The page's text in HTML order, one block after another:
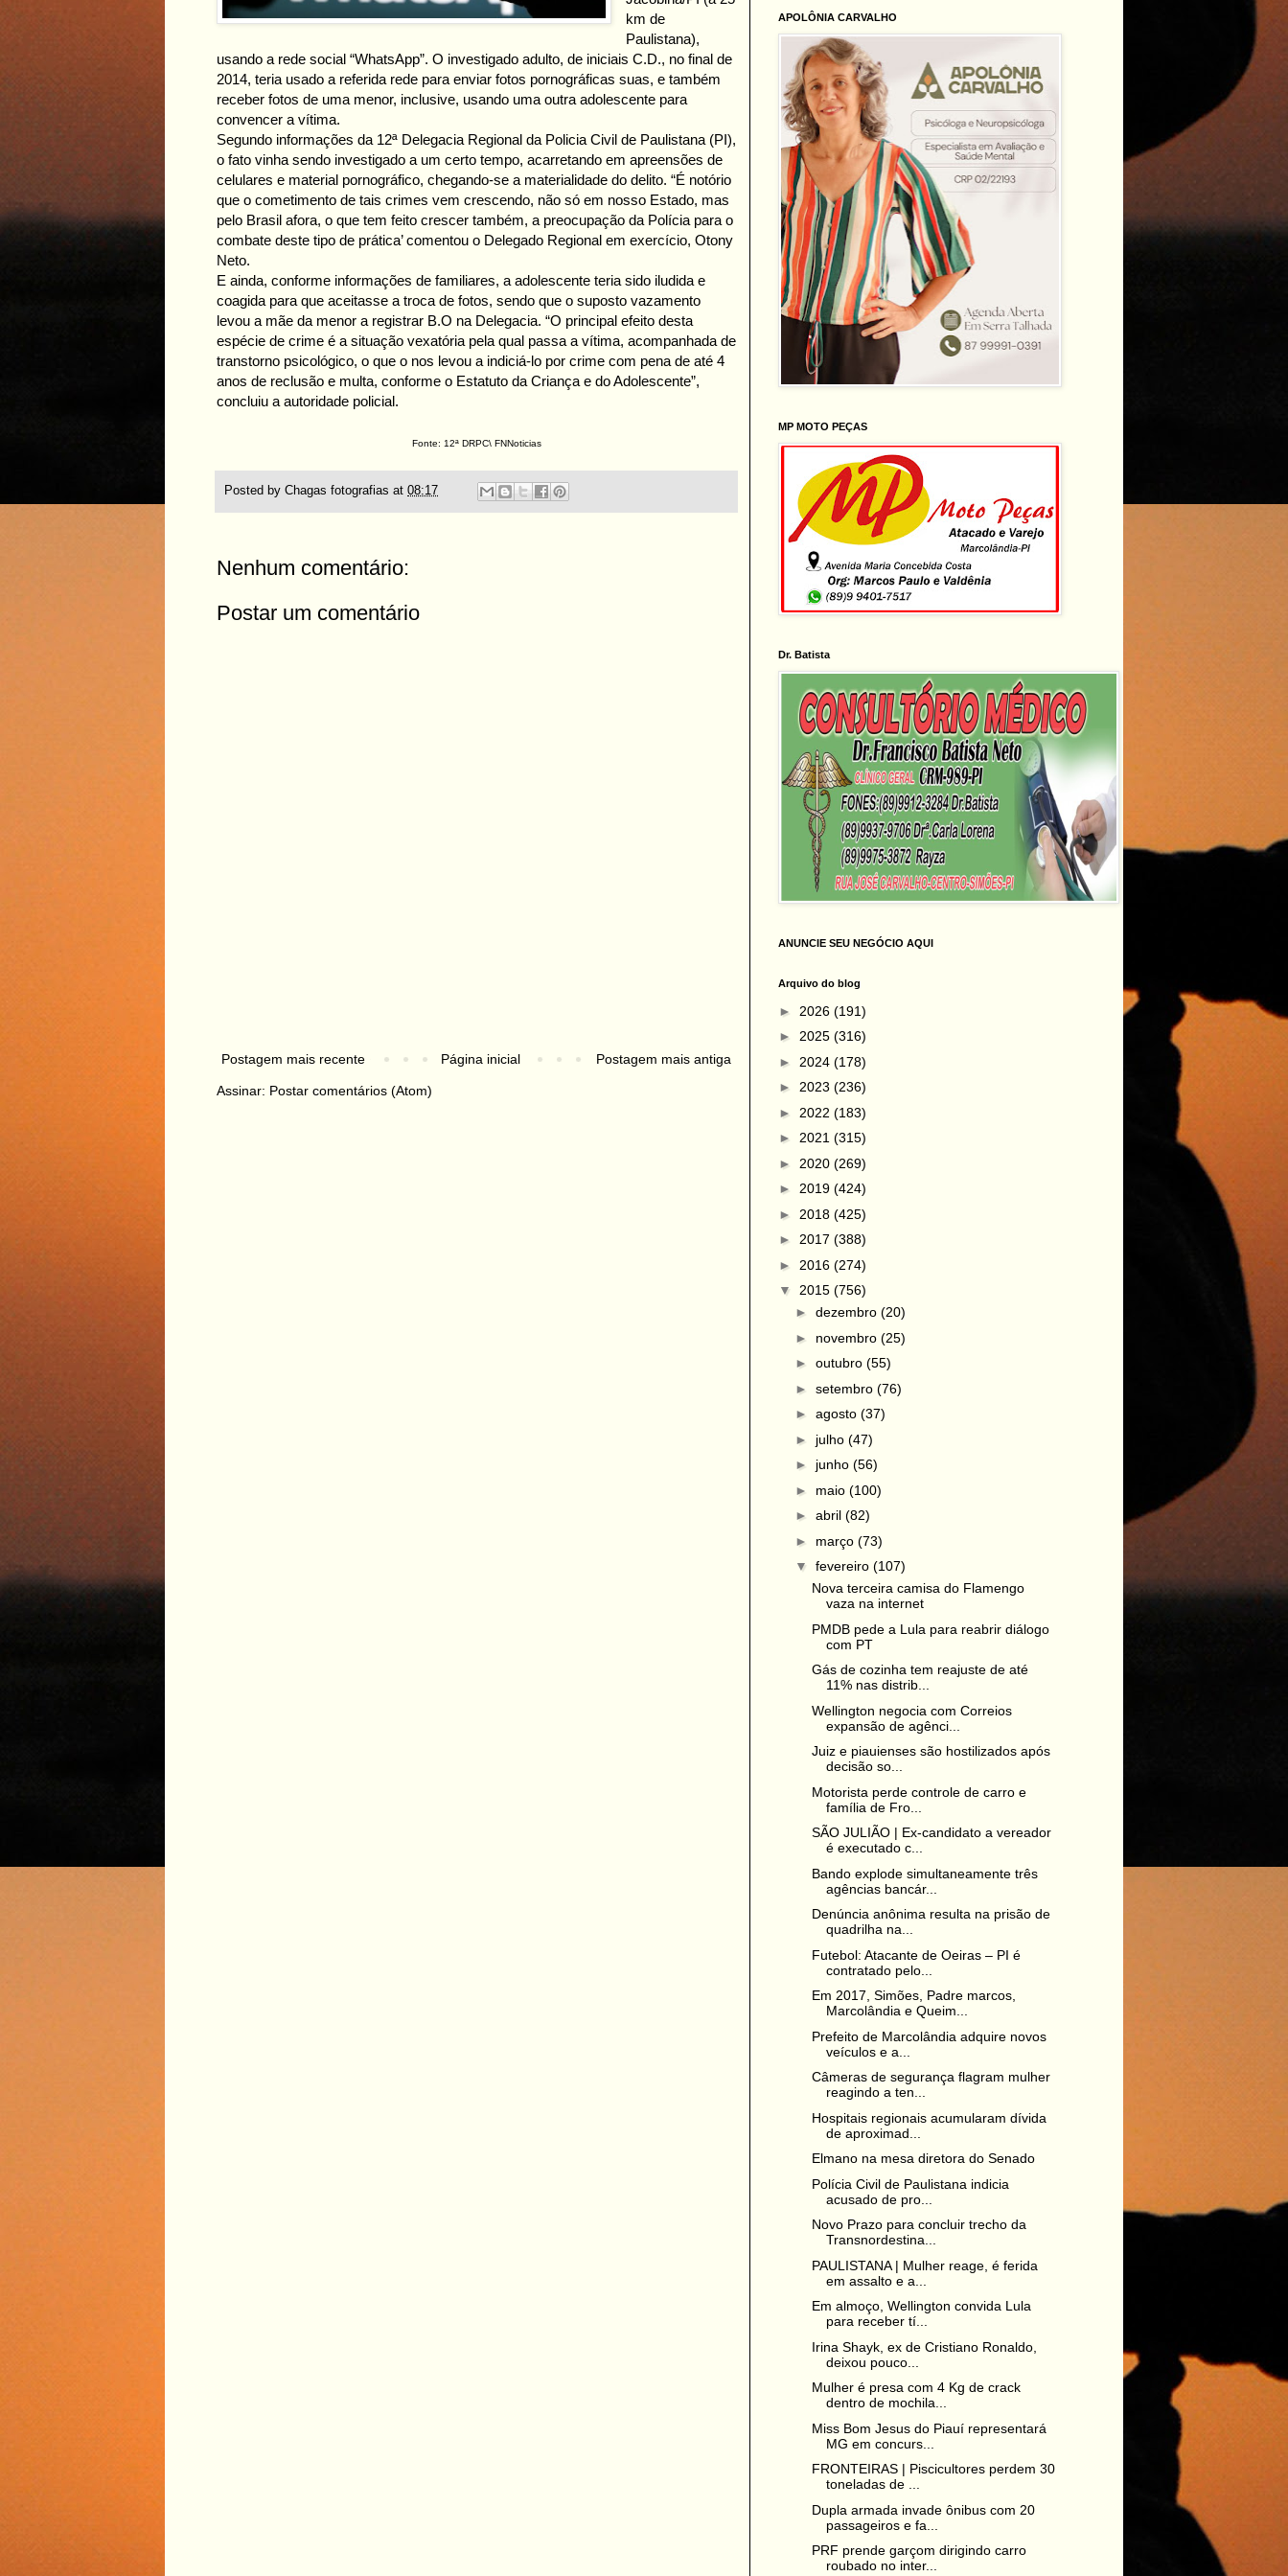
km de
Paulistana),
usando a rede social “WhatsApp”. O investigado adulto, de iniciais C.D., no final de
2014, teria usado a referida rede para enviar fotos pornográficas suas, e também
receber fotos de uma menor, inclusive, usando uma outra adolescente para
convencer a vítima.
Segundo informações da 12ª Delegacia Regional da Policia Civil de Paulistana (PI),
o fato vinha sendo investigado a um certo tempo, acarretando em apreensões de
celulares e material pornográfico, chegando-se a materialidade do delito. “É notório
que o cometimento de tais crimes vem crescendo, não só em nosso Estado, mas
pelo Brasil afora, o que tem feito crescer também, a preocupação da Polícia para o
combate deste tipo de prática’ comentou o Delegado Regional em exercício, Otony
Neto.
E ainda, conforme informações de familiares, a adolescente teria sido iludida e
coagida para que aceitasse a troca de fotos, sendo que o suposto vazamento
levou a mãe da menor a registrar B.O na Delegacia. “O principal efeito desta
espécie de crime é a situação vexatória pela qual passa a vítima, acompanhada de
transtorno psicológico, o que o nos levou a indiciá-lo por crime com pena de até 4
anos de reclusão e multa, conforme o Estatuto da Criança e do Adolescente”,
concluiu a autoridade policial.
Fonte: 12ª DRPC\ FNNoticias
Posted by Chagas fotografias at 08:17
Nenhum comentário:
Postar um comentário
Postagem mais recente Postagem mais antiga
Página inicial
Assinar: Postar comentários (Atom)
APOLÔNIA CARVALHO
MP MOTO PEÇAS
Dr. Batista
ANUNCIE SEU NEGÓCIO AQUI
Arquivo do blog
► 2026 (191)
► 2025 (316)
► 2024 (178)
► 2023 (236)
► 2022 (183)
► 2021 (315)
► 2020 (269)
► 2019 (424)
► 2018 (425)
► 2017 (388)
► 2016 (274)
▼ 2015 (756)
► dezembro (20)
► novembro (25)
► outubro (55)
► setembro (76)
► agosto (37)
► julho (47)
► junho (56)
► maio (100)
► abril (82)
► março (73)
▼ fevereiro (107)
Nova terceira camisa do Flamengo
vaza na internet
PMDB pede a Lula para reabrir diálogo
com PT
Gás de cozinha tem reajuste de até
11% nas distrib...
Wellington negocia com Correios
expansão de agênci...
Juiz e piauienses são hostilizados após
decisão so...
Motorista perde controle de carro e
família de Fro...
SÃO JULIÃO | Ex-candidato a vereador
é executado c...
Bando explode simultaneamente três
agências bancár...
Denúncia anônima resulta na prisão de
quadrilha na...
Futebol: Atacante de Oeiras – PI é
contratado pelo...
Em 2017, Simões, Padre marcos,
Marcolândia e Queim...
Prefeito de Marcolândia adquire novos
veículos e a...
Câmeras de segurança flagram mulher
reagindo a ten...
Hospitais regionais acumularam dívida
de aproximad...
Elmano na mesa diretora do Senado
Polícia Civil de Paulistana indicia
acusado de pro...
Novo Prazo para concluir trecho da
Transnordestina...
PAULISTANA | Mulher reage, é ferida
em assalto e a...
Em almoço, Wellington convida Lula
para receber tí...
Irina Shayk, ex de Cristiano Ronaldo,
deixou pouco...
Mulher é presa com 4 Kg de crack
dentro de mochila...
Miss Bom Jesus do Piauí representará
MG em concurs...
FRONTEIRAS | Piscicultores perdem 30
toneladas de ...
Dupla armada invade ônibus com 20
passageiros e fa...
PRF prende garçom dirigindo carro
roubado no inter...